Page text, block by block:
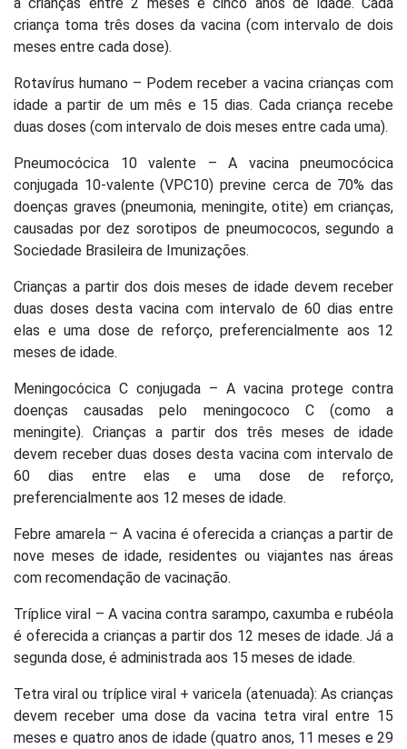
criança toma três doses da vacina (com intervalo de dois
meses entre cada dose).
Rotavírus humano – Podem receber a vacina crianças com
idade a partir de um mês e 15 dias. Cada criança recebe
duas doses (com intervalo de dois meses entre cada uma).
Pneumocócica 10 valente – A vacina pneumocócica
conjugada 10-valente (VPC10) previne cerca de 70% das
doenças graves (pneumonia, meningite, otite) em crianças,
causadas por dez sorotipos de pneumococos, segundo a
Sociedade Brasileira de Imunizações.
Crianças a partir dos dois meses de idade devem receber
duas doses desta vacina com intervalo de 60 dias entre
elas e uma dose de reforço, preferencialmente aos 12
meses de idade.
Meningocócica C conjugada – A vacina protege contra
doenças causadas pelo meningococo C (como a
meningite). Crianças a partir dos três meses de idade
devem receber duas doses desta vacina com intervalo de
60 dias entre elas e uma dose de reforço,
preferencialmente aos 12 meses de idade.
Febre amarela – A vacina é oferecida a crianças a partir de
nove meses de idade, residentes ou viajantes nas áreas
com recomendação de vacinação.
Tríplice viral – A vacina contra sarampo, caxumba e rubéola
é oferecida a crianças a partir dos 12 meses de idade. Já a
segunda dose, é administrada aos 15 meses de idade.
Tetra viral ou tríplice viral + varicela (atenuada): As crianças
devem receber uma dose da vacina tetra viral entre 15
meses e quatro anos de idade (quatro anos, 11 meses e 29